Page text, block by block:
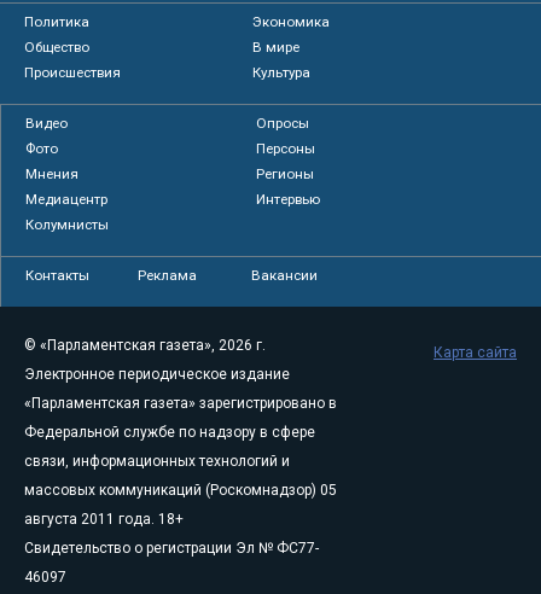
Политика
Экономика
Общество
В мире
Происшествия
Культура
Видео
Опросы
Фото
Персоны
Мнения
Регионы
Медиацентр
Интервью
Колумнисты
Контакты Реклама Вакансии
© «Парламентская газета», 2026 г.
Электронное периодическое издание
«Парламентская газета» зарегистрировано в
Федеральной службе по надзору в сфере
связи, информационных технологий и
массовых коммуникаций (Роскомнадзор) 05
августа 2011 года. 18+
Свидетельство о регистрации Эл № ФС77-
46097
Карта сайта